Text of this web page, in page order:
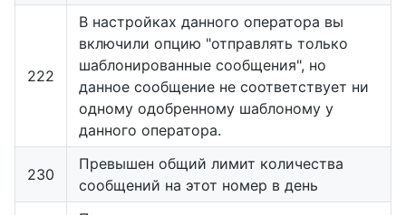
222
В настройках данного оператора вы
включили опцию "отправлять только
шаблонированные сообщения", но
данное сообщение не соответствует ни
одному одобренному шаблоному у
данного оператора.
230
Превышен общий лимит количества
сообщений на этот номер в день